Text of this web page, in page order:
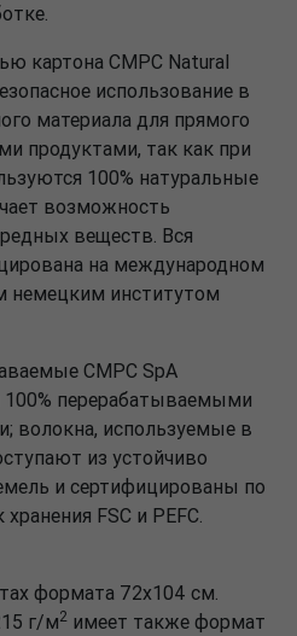
картона CMPC Natural
использование в
материала для прямого
продуктами, так как при
100% натуральные
возможность
веществ. Вся
на международном
немецким институтом
CMPC SpA
100% перерабатываемыми
волокна, используемые в
из устойчиво
и сертифицированы по
FSC и PEFC.
формата 72х104 см.
г/м2 имеет также формат